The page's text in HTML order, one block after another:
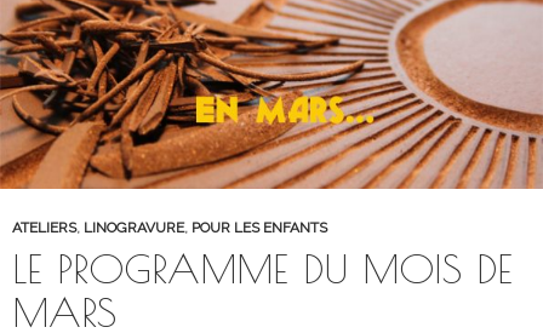
ATELIERS, LINOGRAVURE, POUR LES ENFANTS
LE PROGRAMME DU MOIS DE
MARS